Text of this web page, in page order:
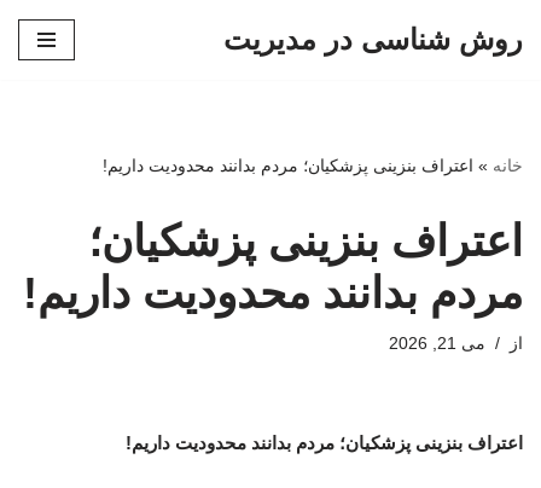
روش شناسی در مدیریت
خانه » اعتراف بنزینی پزشکیان؛ مردم بدانند محدودیت داریم!
اعتراف بنزینی پزشکیان؛
مردم بدانند محدودیت داریم!
از می 21, 2026
اعتراف بنزینی پزشکیان؛ مردم بدانند محدودیت داریم!